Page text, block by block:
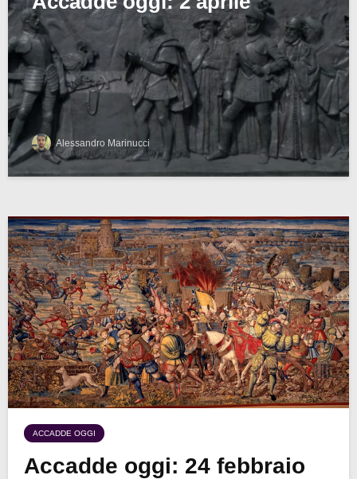
Alessandro Marinucci
ACCADDE OGGI
Accadde oggi: 24 febbraio